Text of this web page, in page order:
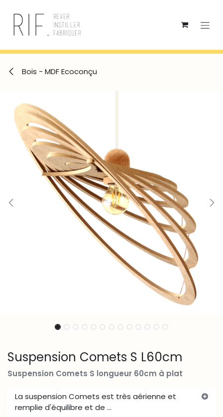
Bois - MDF Ecoconçu
Suspension Comets S L60cm
Suspension Comets S longueur 60cm à plat
La suspension Comets est très aérienne et
remplie d'équilibre et de ...